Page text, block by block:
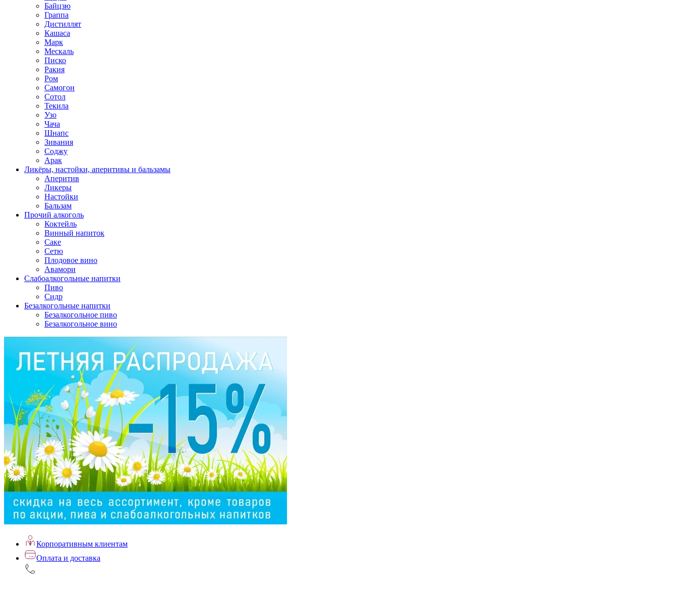
Байцзю
Граппа
Дистиллят
Кашаса
Марк
Мескаль
Писко
Ракия
Ром
Самогон
Сотол
Текила
Узо
Чача
Шнапс
Зивания
Соджу
Арак
Ликёры, настойки, аперитивы и бальзамы
Аперитив
Ликеры
Настойки
Бальзам
Прочий алкоголь
Коктейль
Винный напиток
Саке
Сетю
Плодовое вино
Авамори
Слабоалкогольные напитки
Пиво
Сидр
Безалкогольные напитки
Безалкогольное пиво
Безалкогольное вино
Корпоративным клиентам
Оплата и доставка